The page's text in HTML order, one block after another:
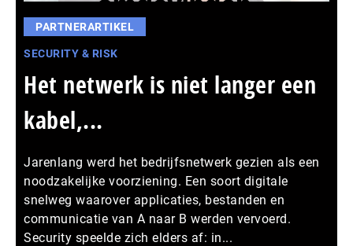
PARTNERARTIKEL
SECURITY & RISK
Het netwerk is niet langer een
kabel,...
Jarenlang werd het bedrijfsnetwerk gezien als een
noodzakelijke voorziening. Een soort digitale
snelweg waarover applicaties, bestanden en
communicatie van A naar B werden vervoerd.
Security speelde zich elders af: in...